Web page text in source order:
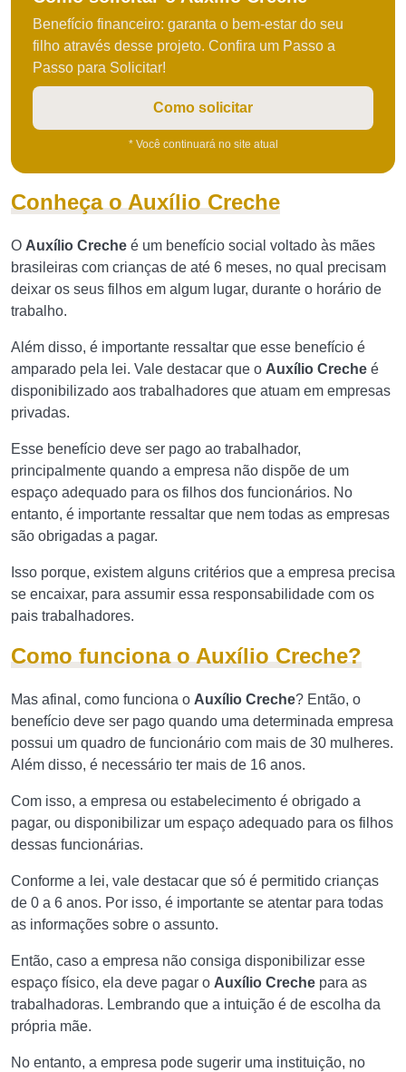
Benefício financeiro: garanta o bem-estar do seu
filho através desse projeto. Confira um Passo a
Passo para Solicitar!
Como solicitar
* Você continuará no site atual
Conheça o Auxílio Creche
O Auxílio Creche é um benefício social voltado às mães
brasileiras com crianças de até 6 meses, no qual precisam
deixar os seus filhos em algum lugar, durante o horário de
trabalho.
Além disso, é importante ressaltar que esse benefício é
amparado pela lei. Vale destacar que o Auxílio Creche é
disponibilizado aos trabalhadores que atuam em empresas
privadas.
Esse benefício deve ser pago ao trabalhador,
principalmente quando a empresa não dispõe de um
espaço adequado para os filhos dos funcionários. No
entanto, é importante ressaltar que nem todas as empresas
são obrigadas a pagar.
Isso porque, existem alguns critérios que a empresa precisa
se encaixar, para assumir essa responsabilidade com os
pais trabalhadores.
Como funciona o Auxílio Creche?
Mas afinal, como funciona o Auxílio Creche? Então, o
benefício deve ser pago quando uma determinada empresa
possui um quadro de funcionário com mais de 30 mulheres.
Além disso, é necessário ter mais de 16 anos.
Com isso, a empresa ou estabelecimento é obrigado a
pagar, ou disponibilizar um espaço adequado para os filhos
dessas funcionárias.
Conforme a lei, vale destacar que só é permitido crianças
de 0 a 6 anos. Por isso, é importante se atentar para todas
as informações sobre o assunto.
Então, caso a empresa não consiga disponibilizar esse
espaço físico, ela deve pagar o Auxílio Creche para as
trabalhadoras. Lembrando que a intuição é de escolha da
própria mãe.
No entanto, a empresa pode sugerir uma instituição, no